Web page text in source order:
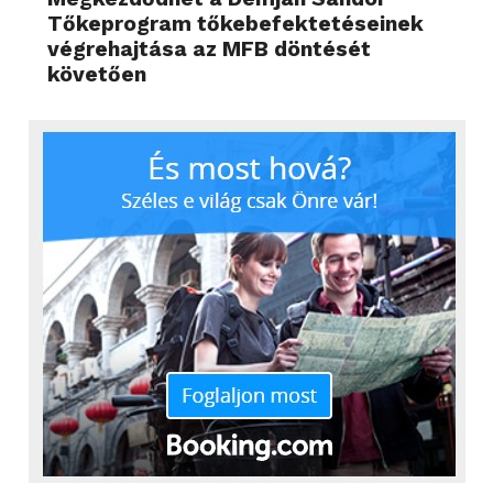
Tőkeprogram tőkebefektetéseinek
végrehajtása az MFB döntését
követően